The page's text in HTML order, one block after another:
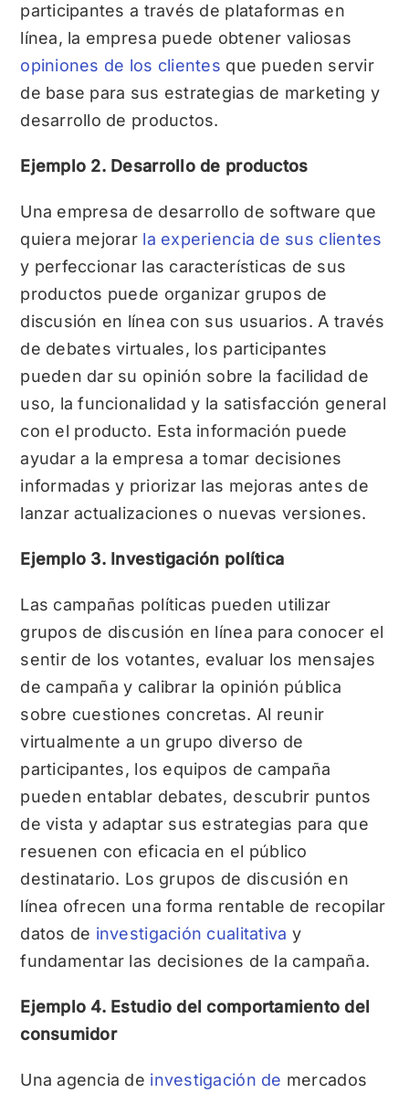
participantes a través de plataformas en
línea, la empresa puede obtener valiosas
opiniones de los clientes que pueden servir
de base para sus estrategias de marketing y
desarrollo de productos.
Ejemplo 2. Desarrollo de productos
Una empresa de desarrollo de software que
quiera mejorar la experiencia de sus clientes
y perfeccionar las características de sus
productos puede organizar grupos de
discusión en línea con sus usuarios. A través
de debates virtuales, los participantes
pueden dar su opinión sobre la facilidad de
uso, la funcionalidad y la satisfacción general
con el producto. Esta información puede
ayudar a la empresa a tomar decisiones
informadas y priorizar las mejoras antes de
lanzar actualizaciones o nuevas versiones.
Ejemplo 3. Investigación política
Las campañas políticas pueden utilizar
grupos de discusión en línea para conocer el
sentir de los votantes, evaluar los mensajes
de campaña y calibrar la opinión pública
sobre cuestiones concretas. Al reunir
virtualmente a un grupo diverso de
participantes, los equipos de campaña
pueden entablar debates, descubrir puntos
de vista y adaptar sus estrategias para que
resuenen con eficacia en el público
destinatario. Los grupos de discusión en
línea ofrecen una forma rentable de recopilar
datos de investigación cualitativa y
fundamentar las decisiones de la campaña.
Ejemplo 4. Estudio del comportamiento del
consumidor
Una agencia de investigación de mercados